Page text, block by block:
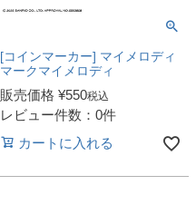
[コインマーカー] マイメロディ
マークマイメロディ
販売価格 ¥550税込
レビュー件数：0件
カートに入れる